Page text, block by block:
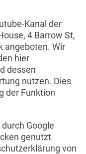
Kanal der
4 Barrow St,
angeboten. Wir
hier
dessen
nutzen. Dies
der Funktion
Google
genutzt
von